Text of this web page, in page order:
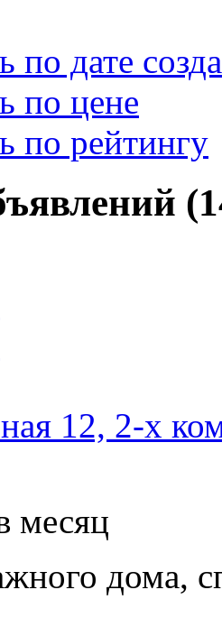
по дате
по цене
по рейтингу
12, 2-х
месяц
дома,